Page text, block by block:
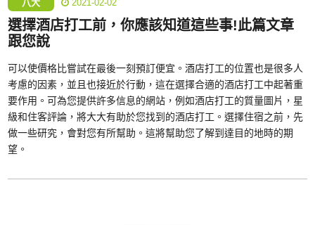
八大 2021-02-02
選擇酒店打工前，你應該知道這些事!此篇文章
跟您說
可以使價格比嘗試在最後一刻預訂便宜。酒店打工的位置也是很多人
考慮的因素，並且也接近於行動，這在選擇合適的酒店打工中起著重
要作用。可為您提供許多信息的網站，例如酒店打工的質量圖片，星
級和住客評論，將大大有助於您找到的酒店打工。選擇住宿之前，先
做一些研究，會對您有所幫助。這將幫助您了解到達目的地時的期
望。